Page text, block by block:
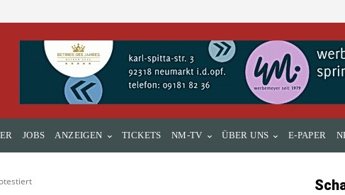
JOBS ANZEIGEN TICKETS NM-TV ÜBER UNS E-PAPER